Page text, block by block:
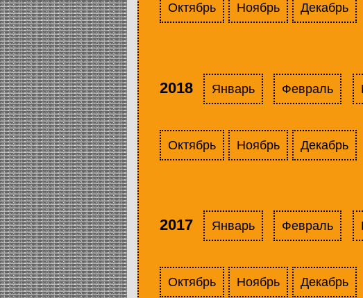
Октябрь Ноябрь Декабрь
2018 Январь Февраль
Октябрь Ноябрь Декабрь
2017 Январь Февраль
Октябрь Ноябрь Декабрь